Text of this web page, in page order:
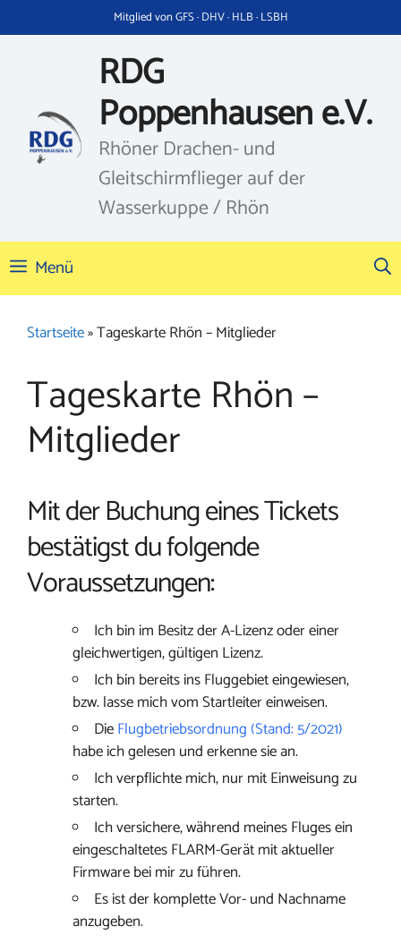
Inhalt
Mitglied von GFS · DHV · HLB · LSBH
RDG
Poppenhausen e.V.
Rhöner Drachen- und
Gleitschirmflieger auf der
Wasserkuppe / Rhön
Menü
Startseite»Tageskarte Rhön – Mitglieder
Tageskarte Rhön –
Mitglieder
Mit der Buchung eines Tickets
bestätigst du folgende
Voraussetzungen:
Ich bin im Besitz der A-Lizenz oder einer
gleichwertigen, gültigen Lizenz.
Ich bin bereits ins Fluggebiet eingewiesen,
bzw. lasse mich vom Startleiter einweisen.
DieFlugbetriebsordnung (Stand: 5/2021)
habe ich gelesen und erkenne sie an.
Ich verpflichte mich, nur mit Einweisung zu
starten.
Ich versichere, während meines Fluges ein
eingeschaltetes FLARM-Gerät mit aktueller
Firmware bei mir zu führen.
Es ist der komplette Vor- und Nachname
anzugeben.